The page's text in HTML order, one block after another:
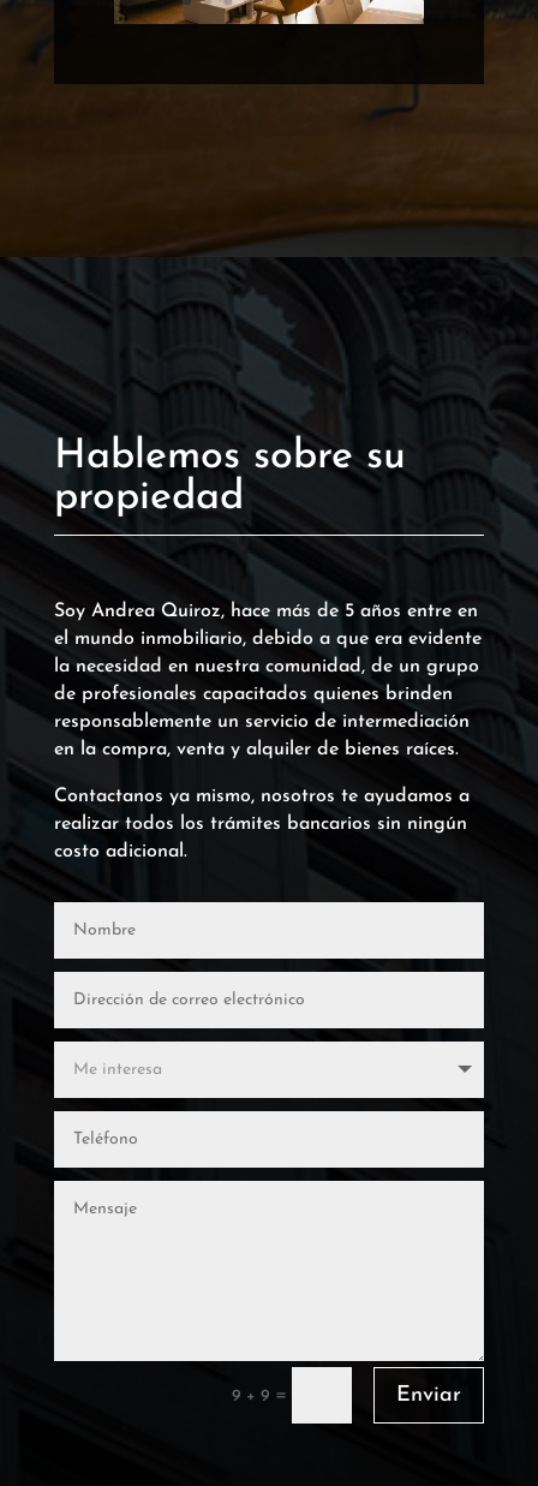
Hablemos sobre su
propiedad
Soy Andrea Quiroz, hace más de 5 años entre en
el mundo inmobiliario, debido a que era evidente
la necesidad en nuestra comunidad, de un grupo
de profesionales capacitados quienes brinden
responsablemente un servicio de intermediación
en la compra, venta y alquiler de bienes raíces.
Contactanos ya mismo, nosotros te ayudamos a
realizar todos los trámites bancarios sin ningún
costo adicional.
9 + 9 = Enviar